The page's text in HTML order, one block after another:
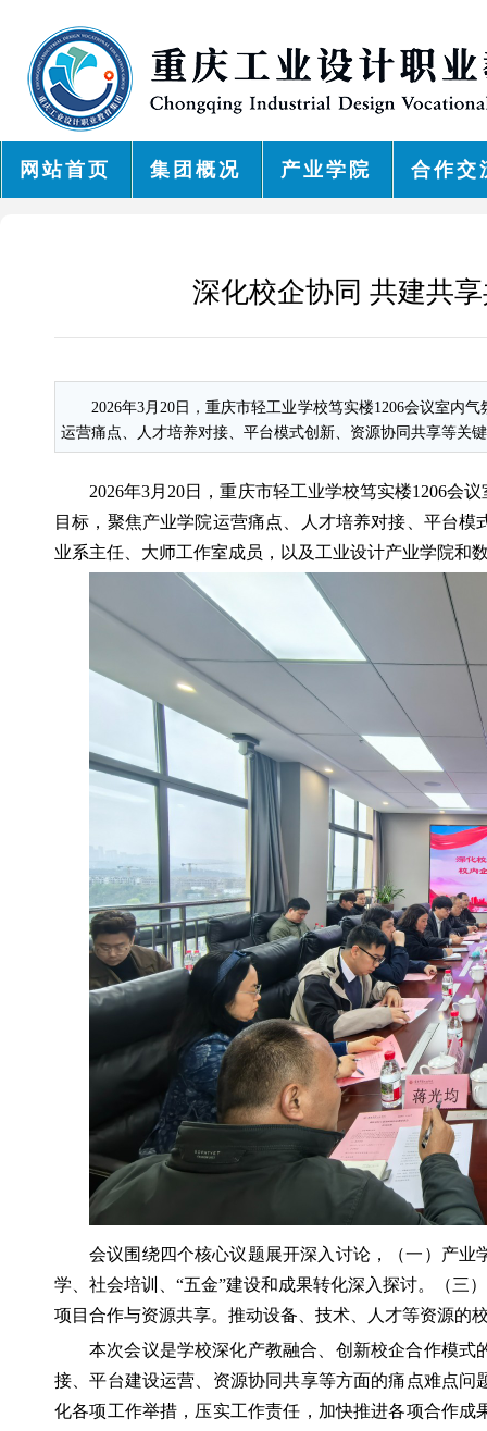
网站首页 集团概况 产业学院 合作交
深化校企协同 共建共
2026年3月20日，重庆市轻工业学校笃实楼1206会议室内
运营痛点、人才培养对接、平台模式创新、资源协同共享等关
2026年3月20日，重庆市轻工业学校笃实楼1206会
目标，聚焦产业学院运营痛点、人才培养对接、平台
业系主任、大师工作室成员，以及工业设计产业学院和
会议围绕四个核心议题展开深入讨论，（一）产
学、社会培训、“五金”建设和成果转化深入探讨。（三
项目合作与资源共享。推动设备、技术、人才等资源的
本次会议是学校深化产教融合、创新校企合作模
接、平台建设运营、资源协同共享等方面的痛点难点
化各项工作举措，压实工作责任，加快推进各项合作